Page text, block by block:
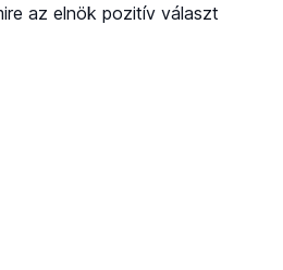
az elnök pozitív választ